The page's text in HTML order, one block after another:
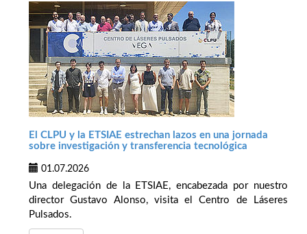
El CLPU y la ETSIAE estrechan lazos en una jornada
sobre investigación y transferencia tecnológica
01.07.2026
Una delegación de la ETSIAE, encabezada por nuestro
director Gustavo Alonso, visita el Centro de Láseres
Pulsados.